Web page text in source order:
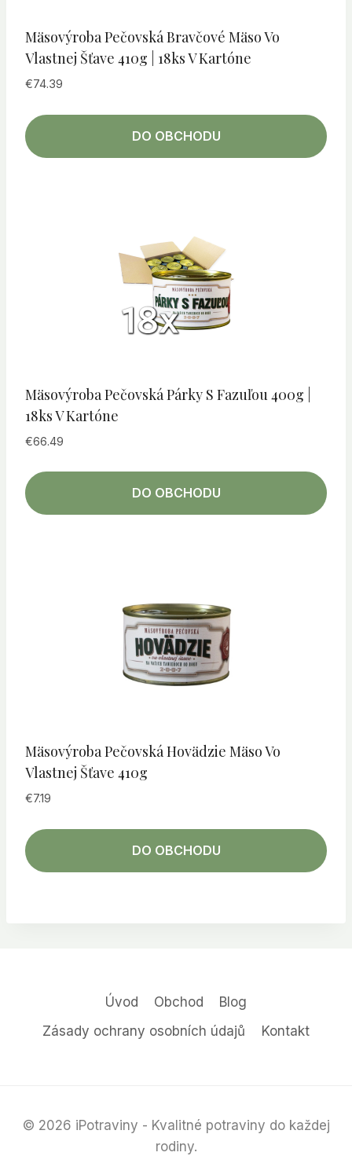
Mäsovýroba Pečovská Bravčové Mäso Vo
Vlastnej Šťave 410g | 18ks V Kartóne
€74.39
DO OBCHODU
Mäsovýroba Pečovská Párky S Fazuľou 400g |
18ks V Kartóne
€66.49
DO OBCHODU
Mäsovýroba Pečovská Hovädzie Mäso Vo
Vlastnej Šťave 410g
€7.19
DO OBCHODU
Úvod Obchod
Blog
Zásady ochrany osobních údajů
Kontakt
© 2026 iPotraviny - Kvalitné potraviny do každej
rodiny.